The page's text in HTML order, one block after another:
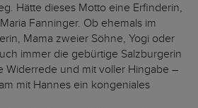
Hätte dieses Motto eine Erfinderin,
Fanninger. Ob ehemals im
Mama zweier Söhne, Yogi oder
immer die gebürtige Salzburgerin
Widerrede und mit voller Hingabe –
mit Hannes ein kongeniales